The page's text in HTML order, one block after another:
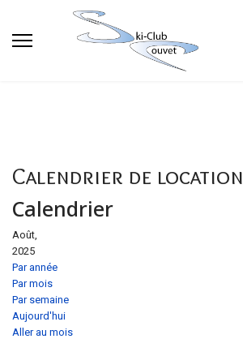
Calendrier de location
Calendrier
Août,
2025
Par année
Par mois
Par semaine
Aujourd'hui
Aller au mois